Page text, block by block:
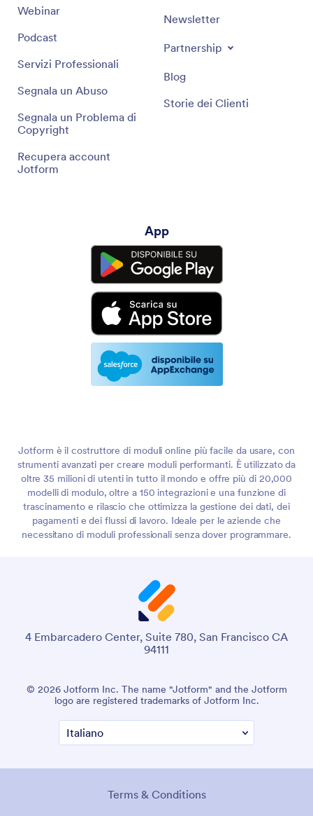
Webinar
Podcast
Servizi Professionali
Segnala un Abuso
Segnala un Problema di
Copyright
Recupera account
Jotform
Newsletter
Partnership
Blog
Storie dei Clienti
App
Jotform è il costruttore di moduli online più facile da usare, con
strumenti avanzati per creare moduli performanti. È utilizzato da
oltre 35 milioni di utenti in tutto il mondo e offre più di 20,000
modelli di modulo, oltre a 150 integrazioni e una funzione di
trascinamento e rilascio che ottimizza la gestione dei dati, dei
pagamenti e dei flussi di lavoro. Ideale per le aziende che
necessitano di moduli professionali senza dover programmare.
4 Embarcadero Center, Suite 780, San Francisco CA
94111
© 2026 Jotform Inc. The name "Jotform" and the Jotform
logo are registered trademarks of Jotform Inc.
Terms & Conditions